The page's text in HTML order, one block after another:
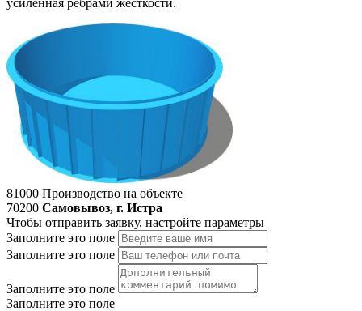
81000 Производство на объекте
70200 Самовывоз, г. Истра
Чтобы отправить заявку, настройте параметры
Заполните это поле
Заполните это поле
Заполните это поле
Заполните это поле